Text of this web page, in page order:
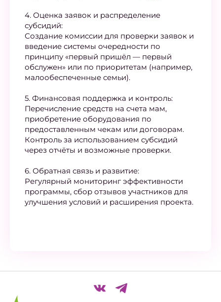
4. Оценка заявок и распределение
субсидий:
Создание комиссии для проверки заявок и
введение системы очередности по
принципу «первый пришёл — первый
обслужен» или по приоритетам (например,
малообеспеченные семьи).
5. Финансовая поддержка и контроль:
Перечисление средств на счета мам,
приобретение оборудования по
предоставленным чекам или договорам.
Контроль за использованием субсидий
через отчёты и возможные проверки.
6. Обратная связь и развитие:
Регулярный мониторинг эффективности
программы, сбор отзывов участников для
улучшения условий и расширения проекта.